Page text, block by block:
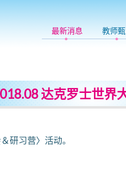
最新消息 教师
达克罗士世界
研习营〉活动。